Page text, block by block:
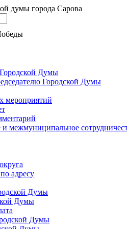
думы города Сарова
Думы
Городской Думы
мероприятий
межмуниципальное
адресу
Думы
Думы
Думы